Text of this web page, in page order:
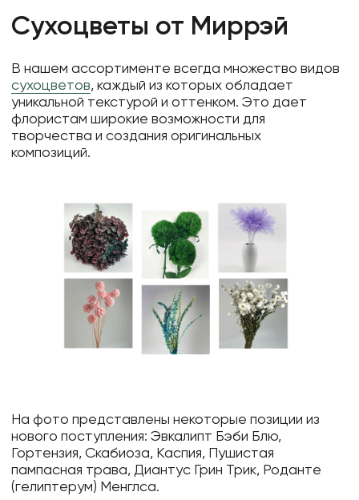
Свечи
Изделия из металла
Сухоцветы
Сухоцветы от Миррэй
В нашем ассортименте всегда множество видов
сухоцветов, каждый из которых обладает
уникальной текстурой и оттенком. Это дает
флористам широкие возможности для
творчества и создания оригинальных
композиций.
На фото представлены некоторые позиции из
нового поступления: Эвкалипт Бэби Блю,
Гортензия, Скабиоза, Каспия, Пушистая
пампасная трава, Диантус Грин Трик, Роданте
(гелиптерум) Менглса.